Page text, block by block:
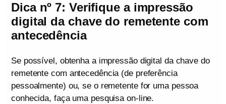
Dica nº 7: Verifique a impressão
digital da chave do remetente com
antecedência
Se possível, obtenha a impressão digital da chave do
remetente com antecedência (de preferência
pessoalmente) ou, se o remetente for uma pessoa
conhecida, faça uma pesquisa on-line.